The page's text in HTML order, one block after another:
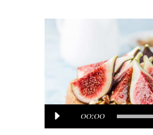
00:00